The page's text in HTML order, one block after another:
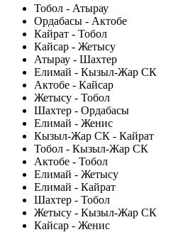
Тобол - Атырау
Ордабасы - Актобе
Кайрат - Тобол
Кайсар - Жетысу
Атырау - Шахтер
Елимай - Кызыл-Жар СК
Актобе - Кайсар
Жетысу - Тобол
Шахтер - Ордабасы
Елимай - Женис
Кызыл-Жар СК - Кайрат
Тобол - Кызыл-Жар СК
Актобе - Тобол
Елимай - Жетысу
Елимай - Кайрат
Шахтер - Тобол
Жетысу - Кызыл-Жар СК
Кайсар - Женис